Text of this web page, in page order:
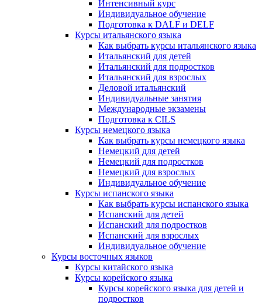
Интенсивный курс
Индивидуальное обучение
Подготовка к DALF и DELF
Курсы итальянского языка
Как выбрать курсы итальянского языка
Итальянский для детей
Итальянский для подростков
Итальянский для взрослых
Деловой итальянский
Индивидуальные занятия
Международные экзамены
Подготовка к CILS
Курсы немецкого языка
Как выбрать курсы немецкого языка
Немецкий для детей
Немецкий для подростков
Немецкий для взрослых
Индивидуальное обучение
Курсы испанского языка
Как выбрать курсы испанского языка
Испанский для детей
Испанский для подростков
Испанский для взрослых
Индивидуальное обучение
Курсы восточных языков
Курсы китайского языка
Курсы корейского языка
Курсы корейского языка для детей и
подростков